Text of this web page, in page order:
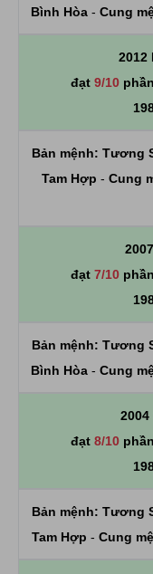
Bình Hòa - Cung
2012
đạt 9/10
Bản mệnh: Tương
Tam Hợp - Cung
đạt 7/10
Bản mệnh: Tương
Bình Hòa - Cung
2004
đạt 8/10
Bản mệnh: Tương
Tam Hợp - Cung